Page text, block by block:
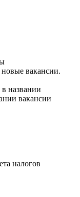
вакансии.
названии
вакансии
налогов